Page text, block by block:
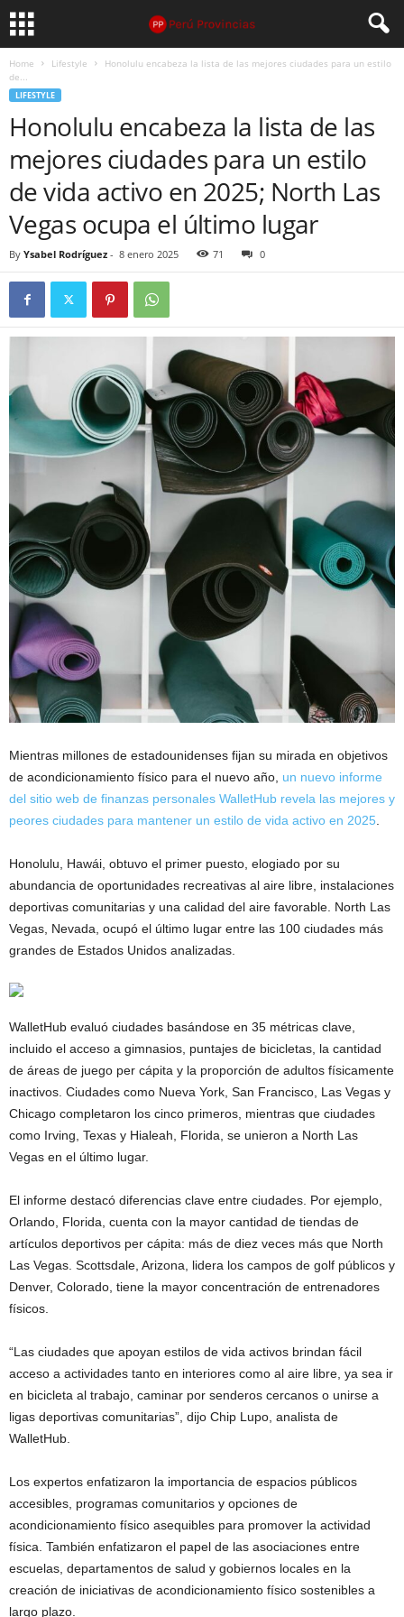
Home Lifestyle
Honolulu encabeza la lista de las mejores ciudades para un estilo
de...
LIFESTYLE
Honolulu encabeza la lista de las
mejores ciudades para un estilo
de vida activo en 2025; North Las
Vegas ocupa el último lugar
By Ysabel Rodríguez - 8 enero 2025 71 0
Mientras millones de estadounidenses fijan su mirada en objetivos
de acondicionamiento físico para el nuevo año, un nuevo informe
del sitio web de finanzas personales WalletHub revela las mejores y
peores ciudades para mantener un estilo de vida activo en 2025
Honolulu, Hawái, obtuvo el primer puesto, elogiado por su
abundancia de oportunidades recreativas al aire libre, instalaciones
deportivas comunitarias y una calidad del aire favorable. North Las
Vegas, Nevada, ocupó el último lugar entre las 100 ciudades más
grandes de Estados Unidos analizadas.
WalletHub evaluó ciudades basándose en 35 métricas clave,
incluido el acceso a gimnasios, puntajes de bicicletas, la cantidad
de áreas de juego per cápita y la proporción de adultos físicamente
inactivos. Ciudades como Nueva York, San Francisco, Las Vegas y
Chicago completaron los cinco primeros, mientras que ciudades
como Irving, Texas y Hialeah, Florida, se unieron a North Las
Vegas en el último lugar.
El informe destacó diferencias clave entre ciudades. Por ejemplo,
Orlando, Florida, cuenta con la mayor cantidad de tiendas de
artículos deportivos per cápita: más de diez veces más que North
Las Vegas. Scottsdale, Arizona, lidera los campos de golf públicos y
Denver, Colorado, tiene la mayor concentración de entrenadores
físicos.
“Las ciudades que apoyan estilos de vida activos brindan fácil
acceso a actividades tanto en interiores como al aire libre, ya sea ir
en bicicleta al trabajo, caminar por senderos cercanos o unirse a
ligas deportivas comunitarias”, dijo Chip Lupo, analista de
WalletHub.
Los expertos enfatizaron la importancia de espacios públicos
accesibles, programas comunitarios y opciones de
acondicionamiento físico asequibles para promover la actividad
física. También enfatizaron el papel de las asociaciones entre
escuelas, departamentos de salud y gobiernos locales en la
creación de iniciativas de acondicionamiento físico sostenibles a
largo plazo.